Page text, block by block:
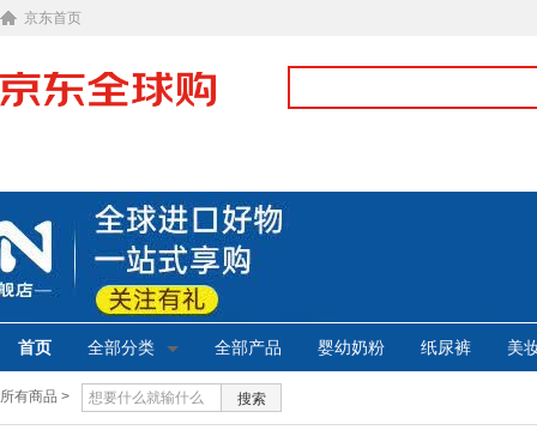
京东首页
首页 全部分类 全部产品 婴幼奶粉 纸尿裤 美
所有商品 > 搜索